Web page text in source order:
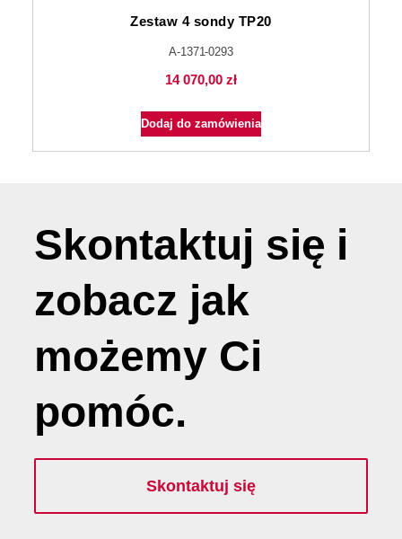
Zestaw 4 sondy TP20
A-1371-0293
14 070,00 zł
Dodaj do zamówienia
Skontaktuj się i
zobacz jak
możemy Ci
pomóc.
Skontaktuj się